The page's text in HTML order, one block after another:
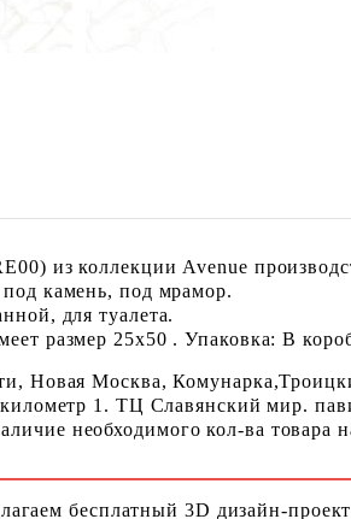
из коллекции Avenue
камень, под мрамор.
для туалета.
размер 25x50 . Упаковка: В
Новая Москва,
1. ТЦ Славянский мир.
необходимого кол-ва товара
бесплатный 3D дизайн-